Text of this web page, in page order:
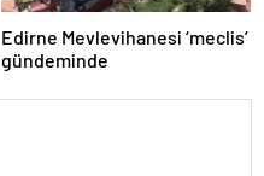
Edirne Mevlevihanesi ‘meclis’
gündeminde